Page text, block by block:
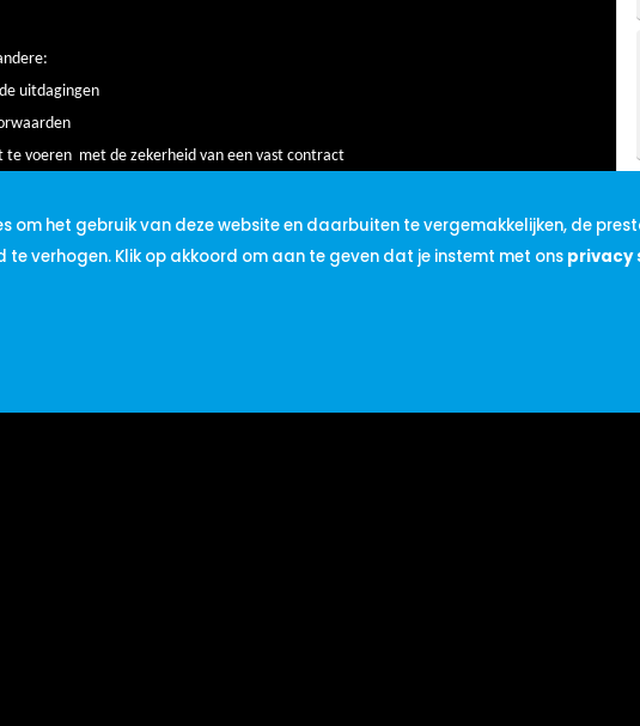
uitdagingen
te voeren met de zekerheid van een vast contract
MBO/HBO opleiding
om het gebruik van deze website en daarbuiten te vergemakkelijken, de
verhogen. Klik op akkoord om aan te geven dat je instemt met ons privacy